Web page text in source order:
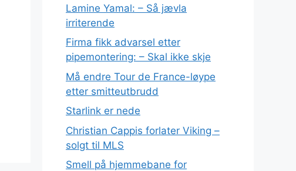
Lamine Yamal: – Så jævla
irriterende
Firma fikk advarsel etter
pipemontering: – Skal ikke skje
Må endre Tour de France-løype
etter smitteutbrudd
Starlink er nede
Christian Cappis forlater Viking –
solgt til MLS
Smell på hjemmebane for